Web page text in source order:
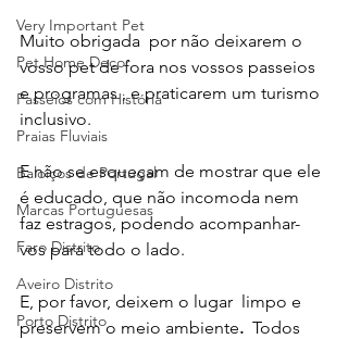
Very Important Pet
Pet Home Decor
Passeios com História
Praias Fluviais
Baloiços de Portugal
Marcas Portuguesas
Faro Distrito
Aveiro Distrito
Porto Distrito
Muito obrigada  por não deixarem o
vosso pet de fora nos vossos passeios
e programas , e praticarem um turismo
inclusivo.
E não se esqueçam de mostrar que ele
é educado, que não incomoda nem
faz estragos, podendo acompanhar-
vos para todo o lado.
E, por favor, deixem o lugar  limpo e
preservem o meio ambiente. Todos